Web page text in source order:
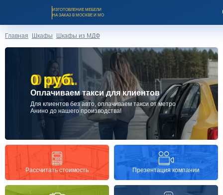
ИЗГОТОВЛЕНИЕ МЕБЕЛИ
НА ЗАКАЗ В МОСКВЕ И МО
Заказать звонок
Каталог мебели на заказ
Оплата и доставка
Главная Шкафы Шкафы из МДФ
0 руб.
0 руб.
Оплачиваем такси для клиентов
Для клиентов без авто, оплачиваем такси от метро
Анино до нашего производства!
Рассчитать стоимость Презентация компании